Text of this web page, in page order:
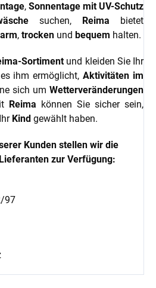
, Sonnentage mit UV-Schutz
suchen, Reima bietet
, trocken und bequem halten.
Sortimentund kleiden Sie Ihr
ihm ermöglicht,Aktivitäten im
sich um Wetterveränderungen
Reima können Sie sicher sein,
Kind gewählt haben.
Kunden stellen wir die
zur Verfügung:
97